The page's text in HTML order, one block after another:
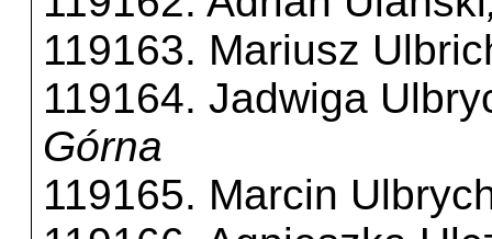
119163. Mariusz
119164. Jadwiga
Górna
119165. Marcin